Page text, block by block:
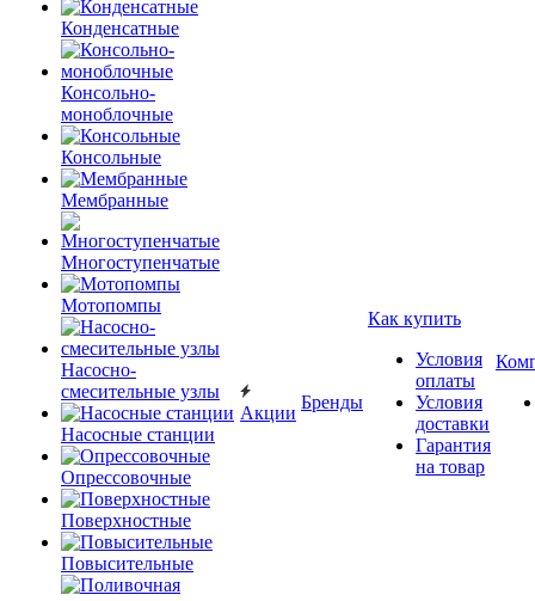
Конденсатные
Консольно-
моноблочные
Консольные
Мембранные
Многоступенчатые
Мотопомпы
Насосно-
смесительные узлы
Насосные станции
Опрессовочные
Поверхностные
Повысительные
Акции
Бренды
Как купить
Условия
оплаты
Условия
доставки
Гарантия
на товар